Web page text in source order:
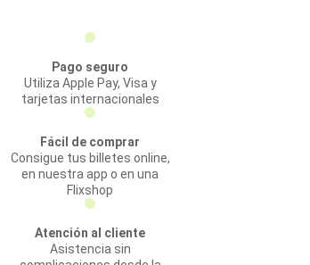
Pago seguro
Utiliza Apple Pay, Visa y
tarjetas internacionales
Fácil de comprar
Consigue tus billetes online,
en nuestra app o en una
Flixshop
Atención al cliente
Asistencia sin